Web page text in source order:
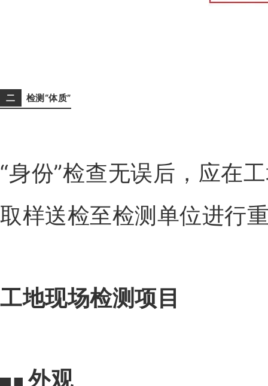
二 检测“体质”
“身份”检查无误后，应在
取样送检至检测单位进行
工地现场检测项目
1外观